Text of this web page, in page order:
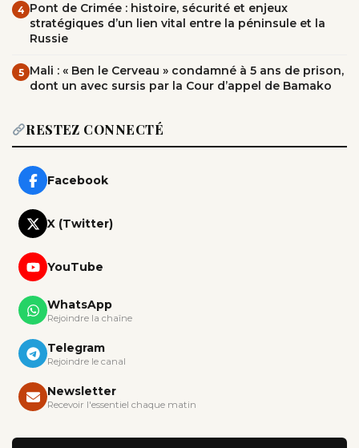
4 Pont de Crimée : histoire, sécurité et enjeux
stratégiques d’un lien vital entre la péninsule et la
Russie
5 Mali : « Ben le Cerveau » condamné à 5 ans de prison,
dont un avec sursis par la Cour d’appel de Bamako
RESTEZ CONNECTÉ
Facebook
X (Twitter)
YouTube
WhatsApp
Rejoindre la chaîne
Telegram
Rejoindre le canal
Newsletter
Recevoir l'essentiel chaque matin